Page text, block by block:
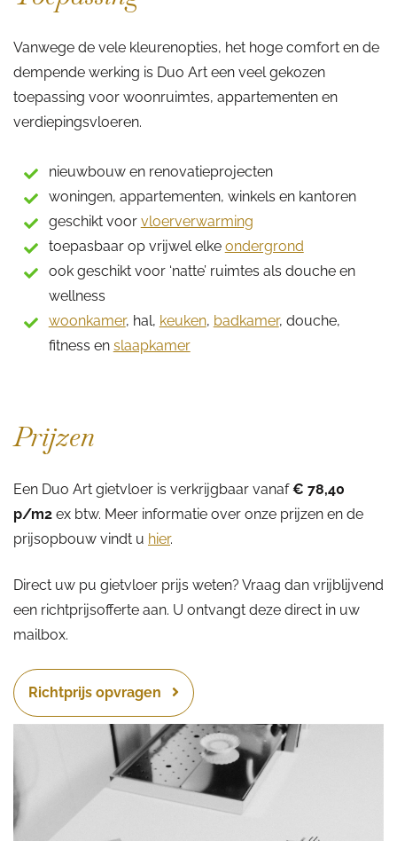
Vanwege de vele kleurenopties, het hoge comfort en de
dempende werking is Duo Art een veel gekozen
toepassing voor woonruimtes, appartementen en
verdiepingsvloeren.
nieuwbouw en renovatieprojecten
woningen, appartementen, winkels en kantoren
geschikt voor vloerverwarming
toepasbaar op vrijwel elke ondergrond
ook geschikt voor ‘natte’ ruimtes als douche en
wellness
woonkamer, hal, keuken, badkamer, douche,
fitness en slaapkamer
Prijzen
Een Duo Art gietvloer is verkrijgbaar vanaf€ 78,40
p/m2 ex btw. Meer informatie over onze prijzen en de
prijsopbouw vindt u hier.
Direct uw pu gietvloer prijs weten? Vraag dan vrijblijvend
een richtprijsofferte aan. U ontvangt deze direct in uw
mailbox.
Richtprijs opvragen